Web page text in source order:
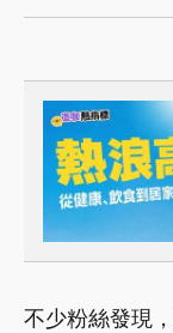
不少粉絲發現